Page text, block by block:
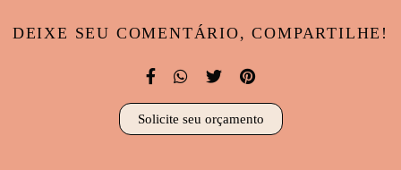
DEIXE SEU COMENTÁRIO, COMPARTILHE!
Solicite seu orçamento